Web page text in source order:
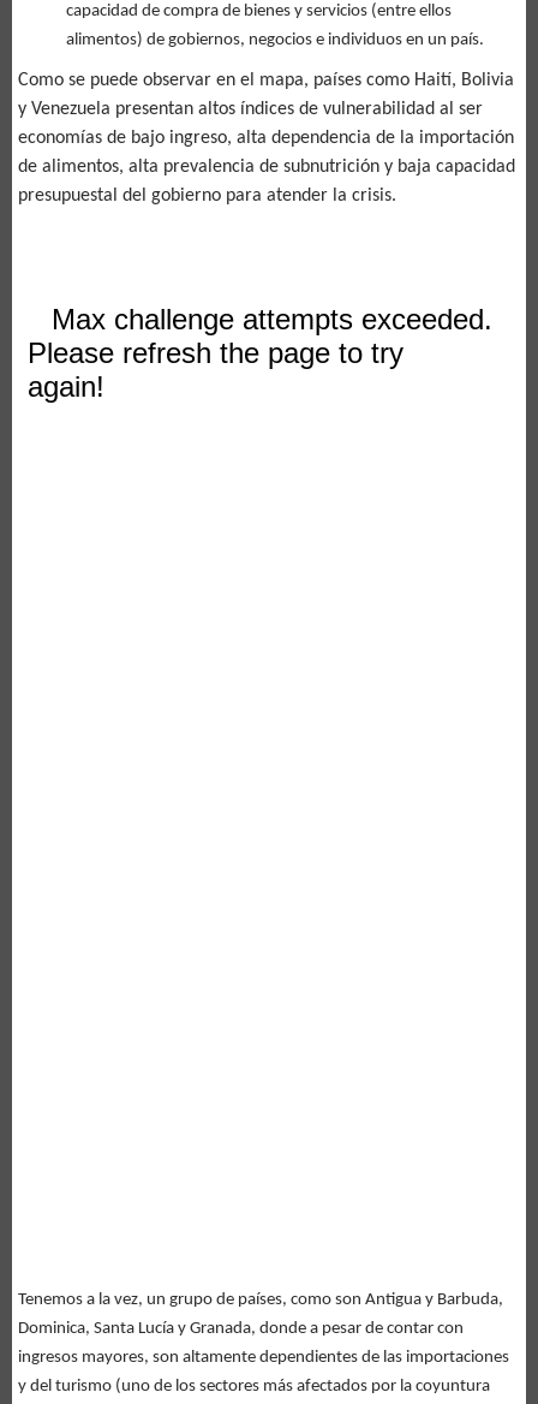
capacidad de compra de bienes y servicios (entre ellos
alimentos) de gobiernos, negocios e individuos en un país.
Como se puede observar en el mapa, países como Haití, Bolivia
y Venezuela presentan altos índices de vulnerabilidad al ser
economías de bajo ingreso, alta dependencia de la importación
de alimentos, alta prevalencia de subnutrición y baja capacidad
presupuestal del gobierno para atender la crisis.
Tenemos a la vez, un grupo de países, como son Antigua y Barbuda,
Dominica, Santa Lucía y Granada, donde a pesar de contar con
ingresos mayores, son altamente dependientes de las importaciones
y del turismo (uno de los sectores más afectados por la coyuntura